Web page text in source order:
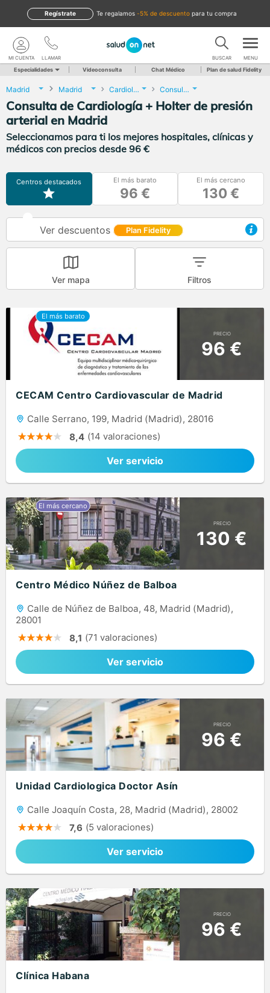
te regalamos -5% de descuento para tu compra
Regístrate
LLAMAR
MI CUENTA BUSCAR MENU
Especialidades Videoconsulta Chat Médico Plan de salud Fidelity
Madrid Madrid Cardiología Consulta de Cardiología + Holter de presión arterial
Consulta de Cardiología + Holter de presión
arterial en Madrid
Seleccionamos para ti los mejores hospitales, clínicas y
médicos con precios desde 96 €
Centros destacados El más barato
96 €
El más cercano
130 €
Ver descuentos Plan Fidelity
Ver mapa Filtros
PRECIO
96 €
CECAM Centro Cardiovascular de Madrid
Calle Serrano, 199, Madrid (Madrid), 28016
8,4 (14 valoraciones)
Ver servicio
PRECIO
130 €
Centro Médico Núñez de Balboa
Calle de Núñez de Balboa, 48, Madrid (Madrid),
28001
8,1 (71 valoraciones)
Ver servicio
PRECIO
96 €
Unidad Cardiologica Doctor Asín
Calle Joaquín Costa, 28, Madrid (Madrid), 28002
7,6 (5 valoraciones)
Ver servicio
PRECIO
96 €
Clínica Habana